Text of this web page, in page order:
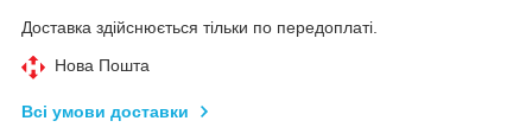
Доставка здійснюється тільки по передоплаті.
Нова Пошта
Всі умови доставки